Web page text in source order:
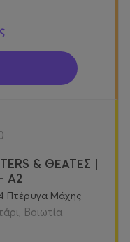
& ΘΕΑΤΕΣ |
Α2
Πτέρυγα Μάχης
Βοιωτία